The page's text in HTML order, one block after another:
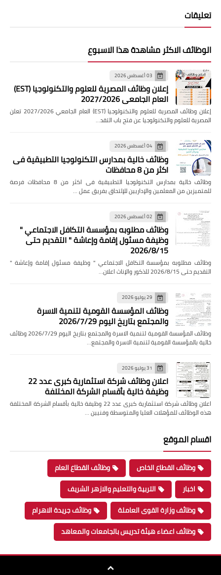
تعليقات
الوظائف الاكثر مشاهدة هذا الاسبوع
03 أغسطس 2026
إعلان وظائف المصرية للعلوم والتكنولوجيا (EST)
العام الجامعي 2027/2026
إعلان وظائف المصرية للعلوم والتكنولوجيا (EST) العام الجامعي 2027/2026 تعلن
المصرية للعلوم والتكنولوجيا عن فتح باب التقد…
04 أغسطس 2026
وظائف خالية بمدارس التكنولوجيا التطبيقية فى
اكثر من 8 محافظات
وظائف خالية بمدارس التكنولوجيا التطبيقية فى اكثر من 8 محافظات فرصة
للمتميزين من المعلمين والإداريين للإلتحاق بفريق عمل …
02 أغسطس 2026
وظائف مطلوبه بمؤسسة التكافل الاجتماعي "
وظيفة مسئول إقامة وإعاشة " التقديم حتى
2026/8/15
وظائف مطلوبه بمؤسسة التكافل الاجتماعي " وظيفة مسئول إقامة وإعاشة "
التقديم حتى 2026/8/15 للذكور والإناث اعلان…
29 يوليو 2026
وظائف المؤسسة القومية لتنمية الاسرة
والمجتمع بتاريخ اليوم 2026/7/29
وظائف المؤسسة القومية لتنمية الاسرة والمجتمع بتاريخ اليوم 2026/7/29 وظائف
خالية بالمؤسسة القومية لتنمية الاسرة والمجتمع…
31 يوليو 2026
اعلان وظائف شركة استثمارية كبرى عدد 22
وظيفة خالية بأقسام الشركة المختلفة
اعلان وظائف شركة استثمارية كبرى عدد 22 وظيفة خالية بأقسام الشركة المختلفة
هذه الوظائف للمؤهلات العليا والمتوسطة وفنيين …
اقسام الموقع
وظائف القطاع الخاص
وظائف القطاع العام
اخبار
التربية والتعليم والازهر الشريف
وظائف وزارة القوى العاملة
وظائف جريدة الاهرام
وظائف اعضاء هيئة تدريس بالجامعات والمعاهد